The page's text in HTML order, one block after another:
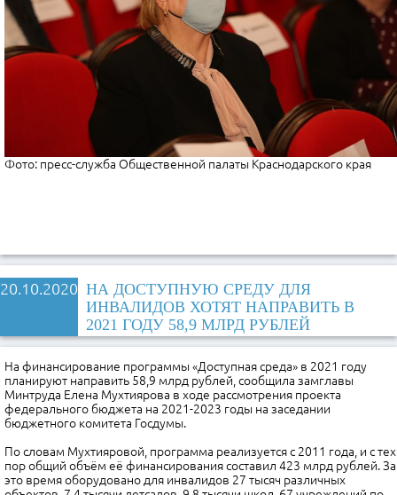
Фото: пресс-служба Общественной палаты Краснодарского края
20.10.2020 НА ДОСТУПНУЮ СРЕДУ ДЛЯ
ИНВАЛИДОВ ХОТЯТ НАПРАВИТЬ В
2021 ГОДУ 58,9 МЛРД РУБЛЕЙ
На финансирование программы «Доступная среда» в 2021 году
планируют направить 58,9 млрд рублей, сообщила замглавы
Минтруда Елена Мухтиярова в ходе рассмотрения проекта
федерального бюджета на 2021-2023 годы на заседании
бюджетного комитета Госдумы.
По словам Мухтияровой, программа реализуется с 2011 года, и с тех
пор общий объём её финансирования составил 423 млрд рублей. За
это время оборудовано для инвалидов 27 тысяч различных